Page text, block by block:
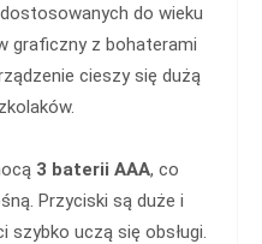
do wieku
graficzny z bohaterami
cieszy się dużą
3 baterii AAA, co
Przyciski są duże i
szybko uczą się obsługi.